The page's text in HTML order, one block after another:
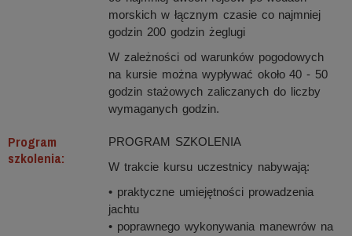
morskich w łącznym czasie co najmniej
godzin 200 godzin żeglugi
W zależności od warunków pogodowych
na kursie można wypływać około 40 - 50
godzin stażowych zaliczanych do liczby
wymaganych godzin.
Program
szkolenia:
PROGRAM SZKOLENIA
W trakcie kursu uczestnicy nabywają:
• praktyczne umiejętności prowadzenia
jachtu
• poprawnego wykonywania manewrów na